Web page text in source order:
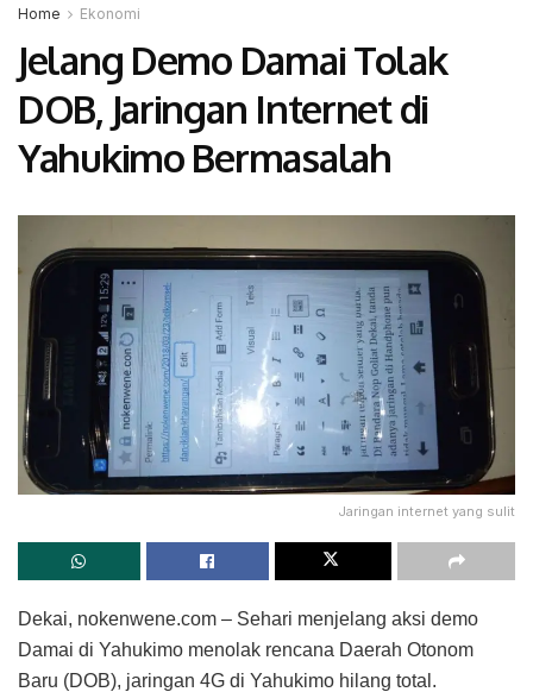
Home Ekonomi
Jelang Demo Damai Tolak
DOB, Jaringan Internet di
Yahukimo Bermasalah
Jaringan internet yang sulit
Dekai, nokenwene.com – Sehari menjelang aksi demo
Damai di Yahukimo menolak rencana Daerah Otonom
Baru (DOB), jaringan 4G di Yahukimo hilang total.